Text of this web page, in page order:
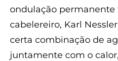
ondulação permanente
cabelereiro, Karl
certa combinação de
juntamente com o